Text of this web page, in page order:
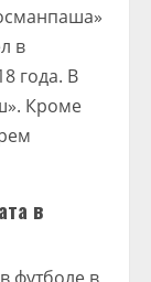
в
года. В
Кроме
в